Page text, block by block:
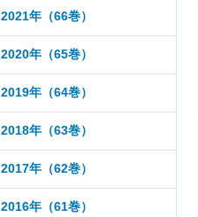
2021年（66巻）
2020年（65巻）
2019年（64巻）
2018年（63巻）
2017年（62巻）
2016年（61巻）